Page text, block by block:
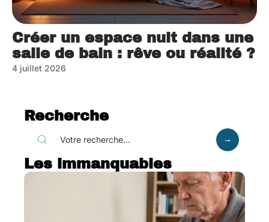
Créer un espace nuit dans une
salle de bain : rêve ou réalité ?
4 juillet 2026
Recherche
Les immanquables